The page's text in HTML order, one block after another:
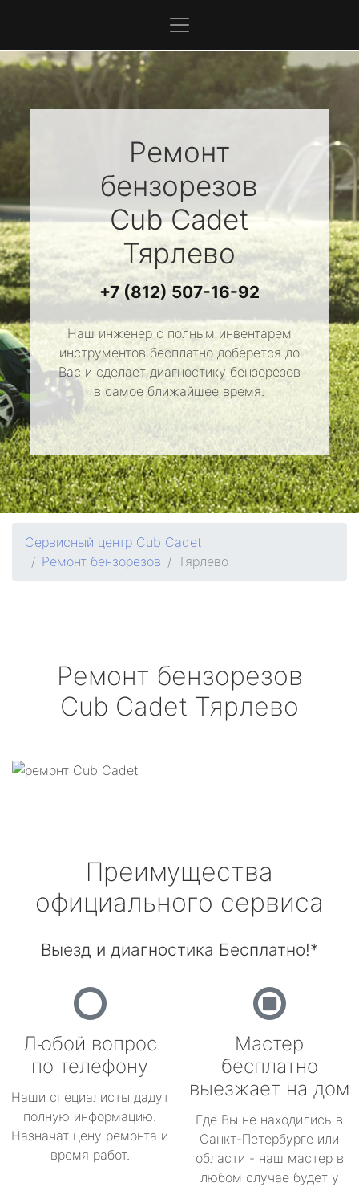
Ремонт
бензорезов
Cub Cadet
Тярлево
+7 (812) 507-16-92
Наш инженер с полным инвентарем
инструментов бесплатно доберется до
Вас и сделает диагностику бензорезов
в самое ближайшее время.
Сервисный центр Cub Cadet
Ремонт бензорезов
Тярлево
Ремонт бензорезов
Cub Cadet Тярлево
Преимущества
официального сервиса
Выезд и диагностика Бесплатно!*
Любой вопрос
по телефону
Наши специалисты дадут
полную информацию.
Назначат цену ремонта и
время работ.
Мастер
бесплатно
выезжает на дом
Где Вы не находились в
Санкт-Петербурге или
области - наш мастер в
любом случае будет у